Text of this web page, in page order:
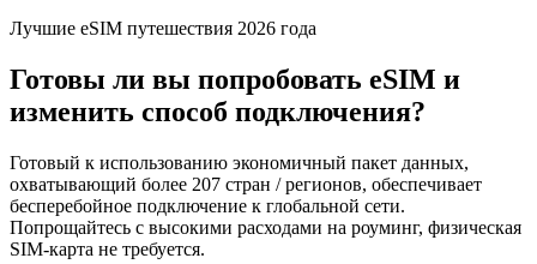
Лучшие eSIM путешествия 2026 года
Готовы ли вы попробовать eSIM и
изменить способ подключения?
Готовый к использованию экономичный пакет данных,
охватывающий более 207 стран / регионов, обеспечивает
бесперебойное подключение к глобальной сети.
Попрощайтесь с высокими расходами на роуминг, физическая
SIM-карта не требуется.